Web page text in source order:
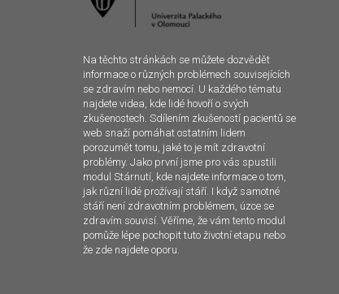
Na těchto stránkách se můžete dozvědět
informace o různých problémech souvisejících
se zdravím nebo nemocí. U každého tématu
najdete videa, kde lidé hovoří o svých
zkušenostech. Sdílením zkušeností pacientů se
web snaží pomáhat ostatním lidem
porozumět tomu, jaké to je mít zdravotní
problémy. Jako první jsme pro vás spustili
modul Stárnutí, kde najdete informace o tom,
jak různí lidé prožívají stáří. I když samotné
stáří není zdravotním problémem, úzce se
zdravím souvisí. Věříme, že vám tento modul
pomůže lépe pochopit tuto životní etapu nebo
že zde najdete oporu.